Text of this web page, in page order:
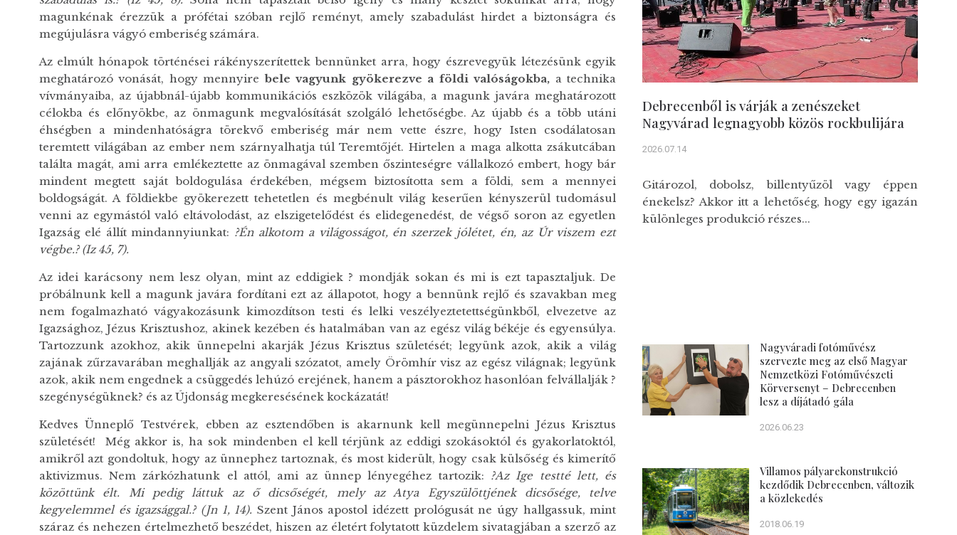
magunkénak érezzük a prófétai szóban rejlő reményt, amely szabadulást hirdet a biztonságra és
megújulásra vágyó emberiség számára.
Az elmúlt hónapok történései rákényszerítettek bennünket arra, hogy észrevegyük létezésünk egyik
meghatározó vonását, hogy mennyirebele vagyunk gyökerezve a földi valóságokba, a technika
vívmányaiba, az újabbnál-újabb kommunikációs eszközök világába, a magunk javára meghatározott
célokba és előnyökbe, az önmagunk megvalósítását szolgáló lehetőségbe. Az újabb és a több utáni
éhségben a mindenhatóságra törekvő emberiség már nem vette észre, hogy Isten csodálatosan
teremtett világában az ember nem szárnyalhatja túl Teremtőjét. Hirtelen a maga alkotta zsákutcában
találta magát, ami arra emlékeztette az önmagával szemben őszinteségre vállalkozó embert, hogy bár
mindent megtett saját boldogulása érdekében, mégsem biztosította sem a földi, sem a mennyei
boldogságát. A földiekbe gyökerezett tehetetlen és megbénult világ keserűen kényszerül tudomásul
venni az egymástól való eltávolodást, az elszigetelődést és elidegenedést, de végső soron az egyetlen
Igazság elé állít mindannyiunkat: ?Én alkotom a világosságot, én szerzek jólétet, én, az Úr viszem ezt
végbe.? (Iz 45, 7).
Az idei karácsony nem lesz olyan, mint az eddigiek ? mondják sokan és mi is ezt tapasztaljuk. De
próbálnunk kell a magunk javára fordítani ezt az állapotot, hogy a bennünk rejlő és szavakban meg
nem fogalmazható vágyakozásunk kimozdítson testi és lelki veszélyeztetettségünkből, elvezetve az
Igazsághoz, Jézus Krisztushoz, akinek kezében és hatalmában van az egész világ békéje és egyensúlya.
Tartozzunk azokhoz, akik ünnepelni akarják Jézus Krisztus születését; legyünk azok, akik a világ
zajának zűrzavarában meghallják az angyali szózatot, amely Örömhír visz az egész világnak; legyünk
azok, akik nem engednek a csüggedés lehúzó erejének, hanem a pásztorokhoz hasonlóan felvállalják ?
szegénységüknek? és az Újdonság megkeresésének kockázatát!
Kedves Ünneplő Testvérek, ebben az esztendőben is akarnunk kell megünnepelni Jézus Krisztus
születését! Még akkor is, ha sok mindenben el kell térjünk az eddigi szokásoktól és gyakorlatoktól,
amikről azt gondoltuk, hogy az ünnephez tartoznak, és most kiderült, hogy csak külsőség és kimerítő
aktivizmus. Nem zárkózhatunk el attól, ami az ünnep lényegéhez tartozik: ?Az Ige testté lett, és
közöttünk élt. Mi pedig láttuk az ő dicsőségét, mely az Atya Egyszülöttjének dicsősége, telve
kegyelemmel és igazsággal.? (Jn 1, 14). Szent János apostol idézett prológusát ne úgy hallgassuk, mint
száraz és nehezen értelmezhető beszédet, hiszen az életért folytatott küzdelem sivatagjában a szerző az
Debrecenből is várják a zenészeket
Nagyvárad legnagyobb közös rockbulijára
2026.07.14
Gitározol, dobolsz, billentyűzöl vagy éppen
énekelsz? Akkor itt a lehetőség, hogy egy igazán
különleges produkció részes...
Nagyváradi fotóművész
szervezte meg az első Magyar
Nemzetközi Fotóművészeti
Körversenyt – Debrecenben
lesz a díjátadó gála
2026.06.23
Villamos pályarekonstrukció
kezdődik Debrecenben, változik
a közlekedés
2018.06.19